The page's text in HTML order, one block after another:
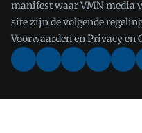
manifestwaar VMN media
site zijn de volgende
VoorwaardenenPrivacy en